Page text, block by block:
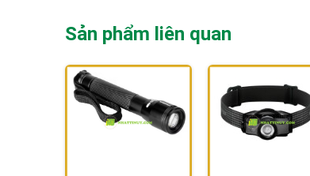
Sản phẩm liên quan